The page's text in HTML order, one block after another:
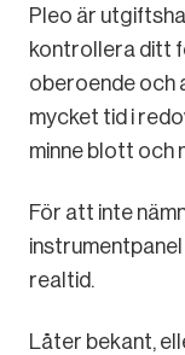
Pleo är
kontrollera ditt
oberoende och
mycket tid i
minne blott och
För att inte
realtid.
Låter bekant,